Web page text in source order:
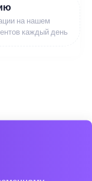
на нашем
каждый день